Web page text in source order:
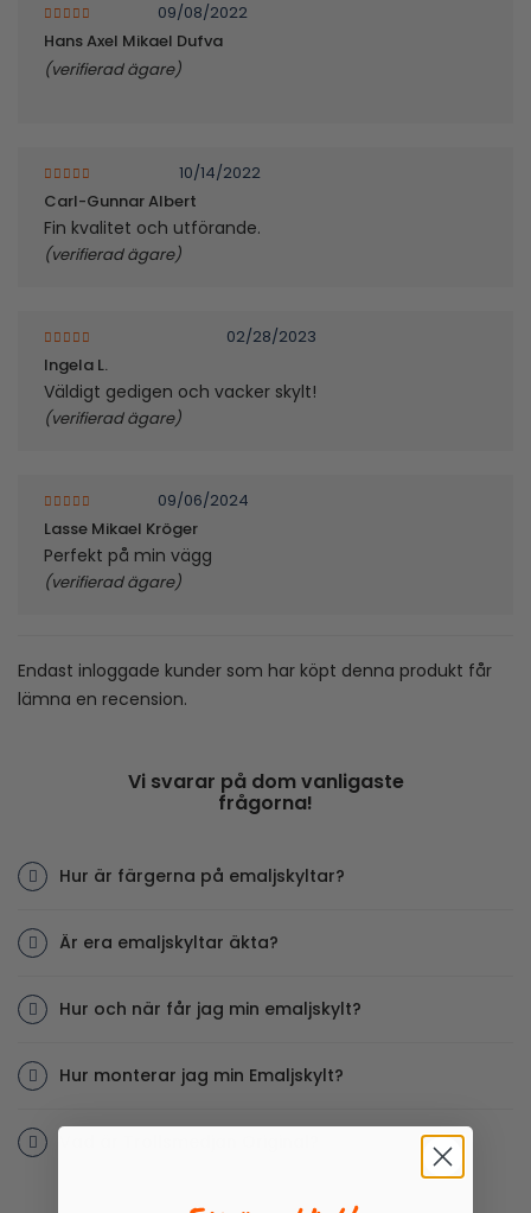
09/08/2022
Hans Axel Mikael Dufva
(verifierad ägare)
10/14/2022
Carl-Gunnar Albert
Fin kvalitet och utförande.
(verifierad ägare)
02/28/2023
Ingela L.
Väldigt gedigen och vacker skylt!
(verifierad ägare)
09/06/2024
Lasse Mikael Kröger
Perfekt på min vägg
(verifierad ägare)
Endast inloggade kunder som har köpt denna produkt får
lämna en recension.
Vi svarar på dom vanligaste
frågorna!
Hur är färgerna på emaljskyltar?
Är era emaljskyltar äkta?
Hur och när får jag min emaljskylt?
Hur monterar jag min Emaljskylt?